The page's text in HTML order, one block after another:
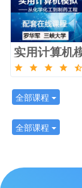
实用计算机
全部课程
全部课程